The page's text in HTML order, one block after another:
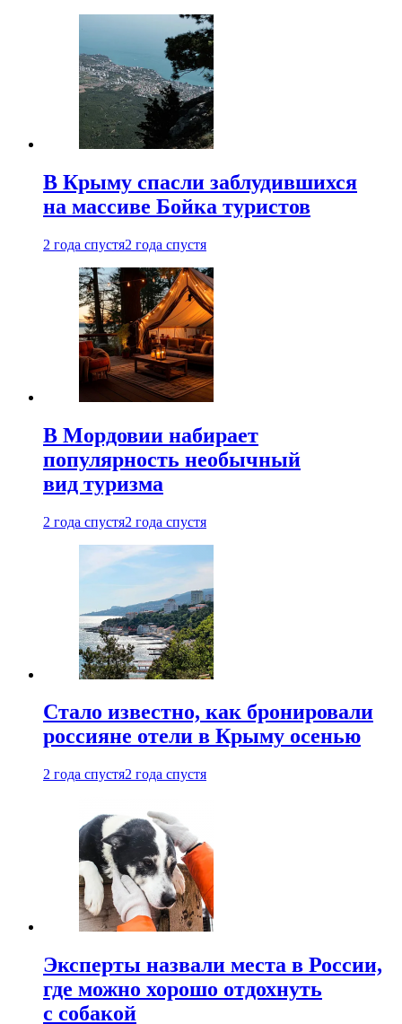
В Крыму спасли заблудившихся
на массиве Бойка туристов
2 года спустя2 года спустя
В Мордовии набирает
популярность необычный
вид туризма
2 года спустя2 года спустя
Стало известно, как бронировали
россияне отели в Крыму осенью
2 года спустя2 года спустя
Эксперты назвали места в России,
где можно хорошо отдохнуть
с собакой